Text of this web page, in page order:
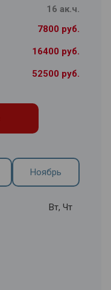
16 ак.ч.
7800 руб.
16400 руб.
52500 руб.
Ноябрь
Вт, Чт